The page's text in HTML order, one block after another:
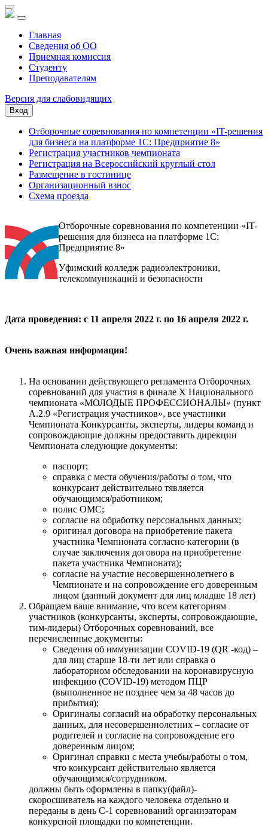
Главная
Сведения об ОО
Приемная комиссия
Студенту
Преподавателям
Версия для слабовидящих
Вход
Отборочные соревнования по компетенции «IT-решения
для бизнеса на платформе 1С: Предприятие 8»
Регистрация участников чемпионата
Регистрация на Всероссийский круглый стол
Размещение в гостинице
Организационный взнос
Схема проезда
Отборочные соревнования по компетенции «IT-
решения для бизнеса на платформе 1С:
Предприятие 8»
Уфимский колледж радиоэлектроники,
телекоммуникаций и безопасности
Дата проведения: с 11 апреля 2022 г. по 16 апреля 2022 г.
Очень важная информация!
На основании действующего регламента Отборочных
соревнований для участия в финале X Национального
чемпионата «МОЛОДЫЕ ПРОФЕССИОНАЛЫ» (пункт
A.2.9 «Регистрация участников», все участники
Чемпионата Конкурсанты, эксперты, лидеры команд и
сопровождающие должны предоставить дирекции
Чемпионата следующие документы:
паспорт;
справка с места обучения/работы о том, что
конкурсант действительно тявляется
обучающимся/работником;
полис ОМС;
согласие на обработку персональных данных;
оригинал договора на приобретение пакета
участника Чемпионата согласно категории (в
случае заключения договора на приобретение
пакета участника Чемпионата);
согласие на участие несовершеннолетнего в
Чемпионате и на сопровождение его доверенным
лицом (данный документ для лиц младше 18 лет)
Обращаем ваше внимание, что всем категориям
участников (конкурсанты, эксперты, сопровождающие,
тим-лидеры) Отборочных соревнований, все
перечисленные документы:
Сведения об иммунизации COVID-19 (QR -код) –
для лиц старше 18-ти лет или справка о
лабораторном обследовании на коронавирусную
инфекцию (COVID-19) методом ПЦР
(выполненное не позднее чем за 48 часов до
прибытия);
Оригиналы согласий на обработку персональных
данных, для несовершеннолетних – согласие от
родителей и согласие на сопровождение его
доверенным лицом;
Оригинал справки с места учебы/работы о том,
что конкурсант действительно является
обучающимся/сотрудником.
должны быть оформлены в папку(файл)-
скоросшиватель на каждого человека отдельно и
переданы в день С-1 соревнований организаторам
конкурсной площадки по компетенции.